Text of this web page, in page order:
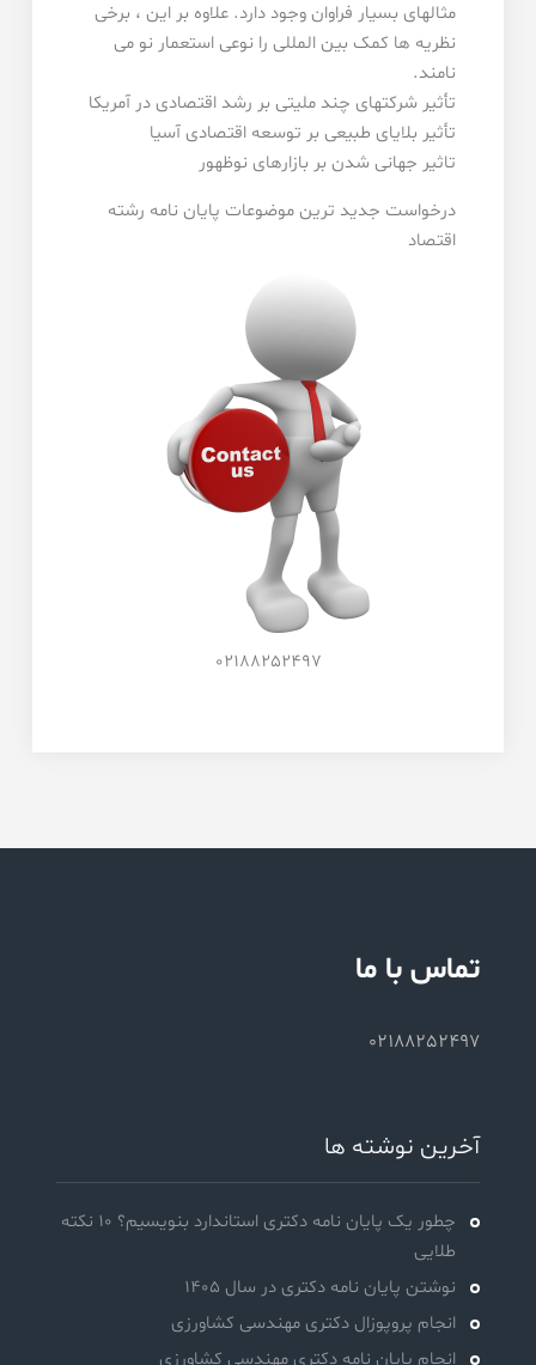
مثالهای بسیار فراوان وجود دارد. علاوه بر این ، برخی
نظریه ها کمک بین المللی را نوعی استعمار نو می
نامند.
تأثیر شرکتهای چند ملیتی بر رشد اقتصادی در آمریکا
تأثیر بلایای طبیعی بر توسعه اقتصادی آسیا
تاثیر جهانی شدن بر بازارهای نوظهور
درخواست جدید ترین موضوعات پایان نامه رشته
اقتصاد
02188252497
تماس با ما
02188252497
آخرین نوشته ها
چطور یک پایان نامه دکتری استاندارد بنویسیم؟ 10 نکته
طلایی
نوشتن پایان نامه دکتری در سال 1405
انجام پروپوزال دکتری مهندسی کشاورزی
انجام پایان نامه دکتری مهندسی کشاورزی